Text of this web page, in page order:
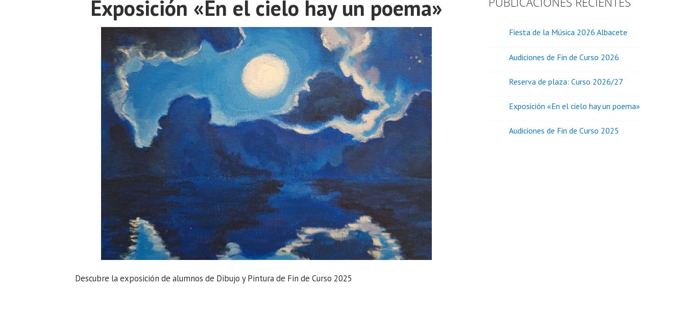
Exposición «En el cielo hay un poema»
Descubre la exposición de alumnos de Dibujo y Pintura de Fin de Curso 2025
Fiesta de la Música 2026 Albacete
Audiciones de Fin de Curso 2026
Reserva de plaza: Curso 2026/27
Exposición «En el cielo hay un poema»
Audiciones de Fin de Curso 2025